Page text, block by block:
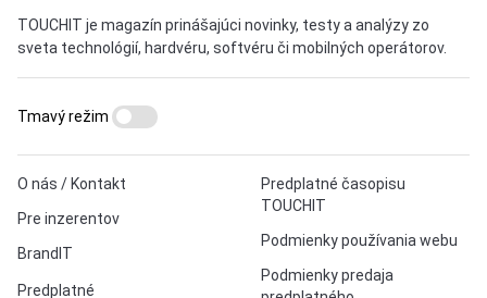
TOUCHIT je magazín prinášajúci novinky, testy a analýzy zo
sveta technológií, hardvéru, softvéru či mobilných operátorov.
O nás / Kontakt
Pre inzerentov
BrandIT
Predplatné
Predplatné časopisu
TOUCHIT
Podmienky používania webu
Podmienky predaja
Tmavý režim